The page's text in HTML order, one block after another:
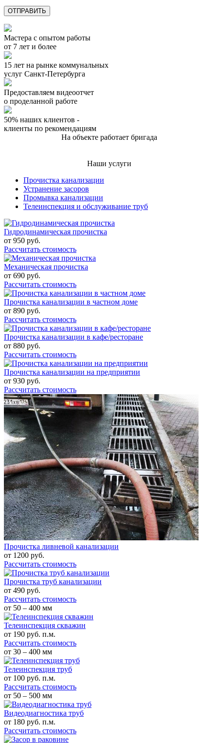
Мастера с опытом работы
от 7 лет и более
15 лет на рынке коммунальных
услуг Санкт-Петербурга
Предоставляем видеоотчет
о проделанной работе
50% наших клиентов -
клиенты по рекомендациям
На объекте работает бригада
Наши услуги
Прочистка канализации
Устранение засоров
Промывка канализации
Телеинспекция и обслуживание труб
Гидродинамическая прочистка
от 950 руб.
Рассчитать стоимость
Механическая прочистка
от 690 руб.
Рассчитать стоимость
Прочистка канализации в частном доме
от 890 руб.
Рассчитать стоимость
Прочистка канализации в кафе/ресторане
от 880 руб.
Рассчитать стоимость
Прочистка канализации на предприятии
от 930 руб.
Рассчитать стоимость
Прочистка ливневой канализации
от 1200 руб.
Рассчитать стоимость
Прочистка труб канализации
от 490 руб.
Рассчитать стоимость
от 50 – 400 мм
Телеинспекция скважин
от 190 руб. п.м.
Рассчитать стоимость
от 30 – 400 мм
Телеинспекция труб
от 100 руб. п.м.
Рассчитать стоимость
от 50 – 500 мм
Видеодиагностика труб
от 180 руб. п.м.
Рассчитать стоимость